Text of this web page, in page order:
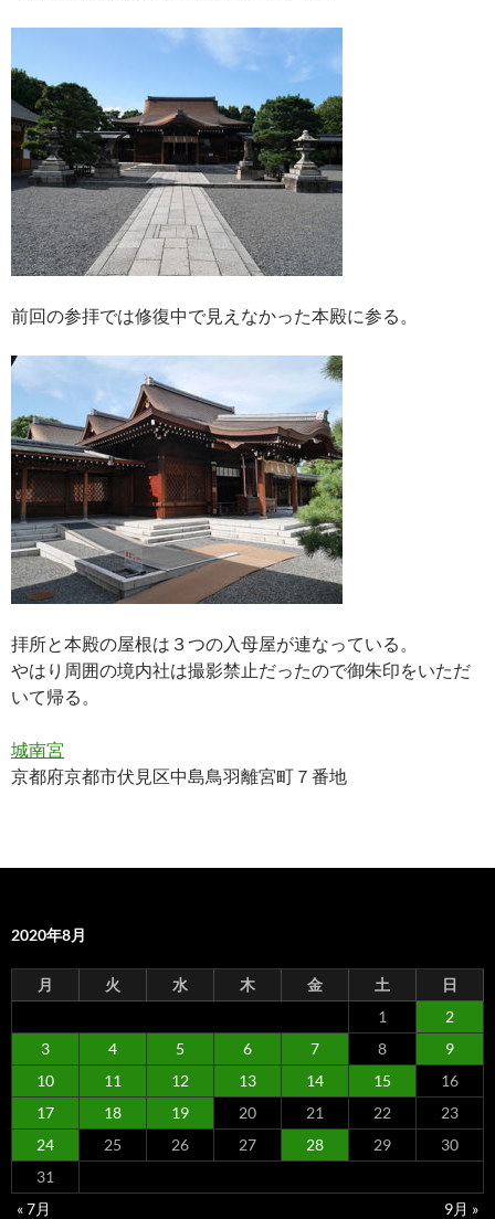
前回の参拝では修復中で見えなかった本殿に参る。
拝所と本殿の屋根は３つの入母屋が連なっている。
やはり周囲の境内社は撮影禁止だったので御朱印をいただ
いて帰る。
城南宮
京都府京都市伏見区中島鳥羽離宮町７番地
2020年8月
月 火 水 木 金 土
日
1
2
3
4 5 6 7 8
9
10
11 12 13 14 15
16
17
18 19 20 21 22
23
24
25 26 27 28 29
30
31
« 7月
9月 »